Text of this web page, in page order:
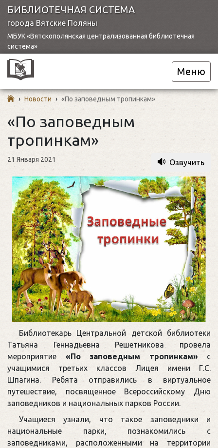
БИБЛИОТЕЧНАЯ СИСТЕМА
города Вятские Поляны
МБУК «Вятскополянская централизованная библиотечная
система»
Меню
› Новости › «По заповедным тропинкам»
«По заповедным
тропинкам»
21 Января 2021 Озвучить
Библиотекарь Центральной детской библиотеки
Татьяна Геннадьевна Решетникова провела
мероприятие «По заповедным тропинкам» с
учащимися третьих классов Лицея имени Г.С.
Шпагина. Ребята отправились в виртуальное
путешествие, посвященное Всероссийскому Дню
заповедников и национальных парков России.
Учащиеся узнали, что такое заповедники и
национальные парки, познакомились с
заповедниками, расположенными на территории